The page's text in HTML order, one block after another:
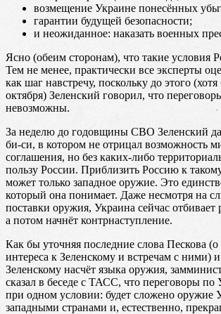
возмещение Украине понесённых
гарантии будущей безопасности;
и неожиданное: наказать военных
Ясно (обеим сторонам), что такие условия
Тем не менее, практически все эксперты
как шаг навстречу, поскольку до этого
октября) Зеленский говорил, что
невозможны.
За неделю до годовщины СВО Зеленский
би-си, в котором не отрицал возможность
соглашения, но без каких-либо
пользу России. Приблизить Россию к
может только западное оружие. Это
который она понимает. Даже несмотря на
поставки оружия, Украина сейчас отбивает
а потом начнёт контрнаступление.
Как бы уточняя последние слова Пескова
интереса к Зеленскому и встречам с ними) и
Зеленскому насчёт языка оружия,
сказал в беседе с ТАСС, что переговоры по
при одном условии: будет сложено оружие
западными странами и, естественно,